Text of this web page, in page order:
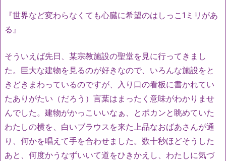
『世界など変わらなくても心臓に希望のはしっこ1ミリがあ
る』
そういえば先日、某宗教施設の聖堂を見に行ってきまし
た。巨大な建物を見るのが好きなので、いろんな施設をと
きどきまわっているのですが、入り口の看板に書かれてい
たありがたい（だろう）言葉はまったく意味がわかりませ
んでした。建物がかっこいいなぁ、とポカンと眺めていた
わたしの横を、白いブラウスを来た上品なおばあさんが通
り、何かを唱えて手を合わせました。数十秒ほどそうした
あと、何度かうなずいいて道をひきかえし、わたしに気づ